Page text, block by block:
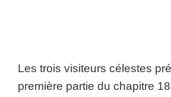
Les trois visiteurs célestes
première partie du chapitre